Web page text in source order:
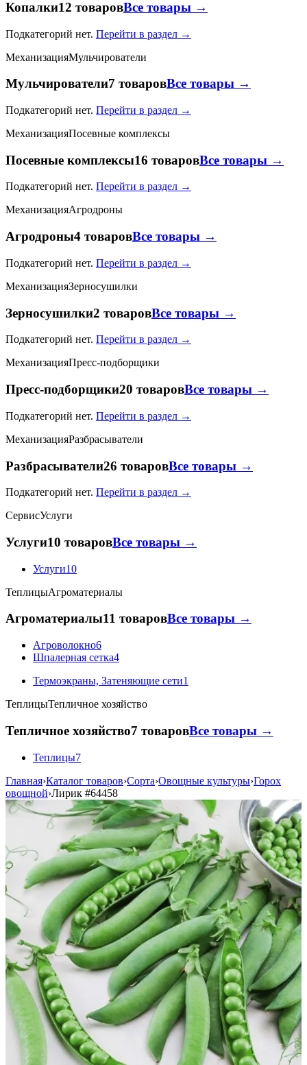
Копалки12 товаровВсе товары →
Подкатегорий нет. Перейти в раздел →
МеханизацияМульчирователи
Мульчирователи7 товаровВсе товары →
Подкатегорий нет. Перейти в раздел →
МеханизацияПосевные комплексы
Посевные комплексы16 товаровВсе товары →
Подкатегорий нет. Перейти в раздел →
МеханизацияАгродроны
Агродроны4 товаровВсе товары →
Подкатегорий нет. Перейти в раздел →
МеханизацияЗерносушилки
Зерносушилки2 товаровВсе товары →
Подкатегорий нет. Перейти в раздел →
МеханизацияПресс-подборщики
Пресс-подборщики20 товаровВсе товары →
Подкатегорий нет. Перейти в раздел →
МеханизацияРазбрасыватели
Разбрасыватели26 товаровВсе товары →
Подкатегорий нет. Перейти в раздел →
СервисУслуги
Услуги10 товаровВсе товары →
Услуги10
ТеплицыАгроматериалы
Агроматериалы11 товаровВсе товары →
Агроволокно6
Шпалерная сетка4
Термоэкраны, Затеняющие сети1
ТеплицыТепличное хозяйство
Тепличное хозяйство7 товаровВсе товары →
Теплицы7
Главная›Каталог товаров›Сорта›Овощные культуры›Горох
овощной›Лирик #64458